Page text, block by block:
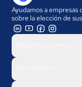
Ayudamos a empresas
sobre la elección de